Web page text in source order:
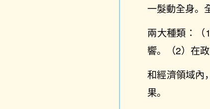
一髮動全身。
兩大種類：（
響。（2）在
和經濟領域內
果。